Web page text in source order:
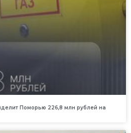
Поморью 226,8 млн рублей на